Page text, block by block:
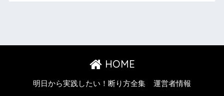
HOME
明日から実践したい！断り方全集 運営者情報